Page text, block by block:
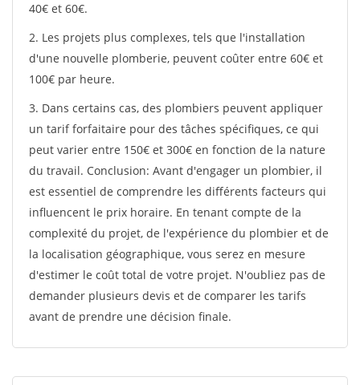
40€ et 60€.
2. Les projets plus complexes, tels que l'installation
d'une nouvelle plomberie, peuvent coûter entre 60€ et
100€ par heure.
3. Dans certains cas, des plombiers peuvent appliquer
un tarif forfaitaire pour des tâches spécifiques, ce qui
peut varier entre 150€ et 300€ en fonction de la nature
du travail. Conclusion: Avant d'engager un plombier, il
est essentiel de comprendre les différents facteurs qui
influencent le prix horaire. En tenant compte de la
complexité du projet, de l'expérience du plombier et de
la localisation géographique, vous serez en mesure
d'estimer le coût total de votre projet. N'oubliez pas de
demander plusieurs devis et de comparer les tarifs
avant de prendre une décision finale.